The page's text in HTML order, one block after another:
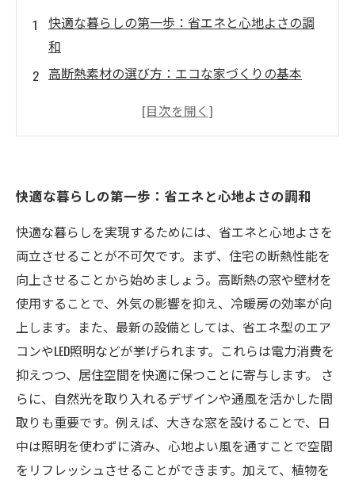
快適な暮らしの第一歩：省エネと心地よさの調
和
高断熱素材の選び方：エコな家づくりの基本
省エネと快適性を考慮したリフォームのアイデ
エコで快適な住まい：リフォームの成功事例
持続可能な未来へ：省エネと快適性を両立させ
る住空間
快適な暮らしの第一歩：省エネと心地よさの調和
快適な暮らしを実現するためには、省エネと心地よさを
両立させることが不可欠です。まず、住宅の断熱性能を
向上させることから始めましょう。高断熱の窓や壁材を
使用することで、外気の影響を抑え、冷暖房の効率が向
上します。また、最新の設備としては、省エネ型のエア
コンやLED照明などが挙げられます。これらは電力消費を
抑えつつ、居住空間を快適に保つことに寄与します。 さ
らに、自然光を取り入れるデザインや通風を活かした間
取りも重要です。例えば、大きな窓を設けることで、日
中は照明を使わずに済み、心地よい風を通すことで空間
をリフレッシュさせることができます。加えて、植物を